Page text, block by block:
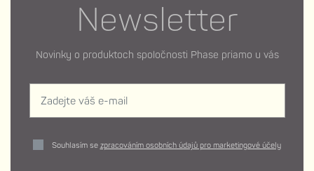
Newsletter
Novinky o produktoch spoločnosti Phase priamo u vás
Souhlasím se zpracováním osobních údajů pro marketingové účely